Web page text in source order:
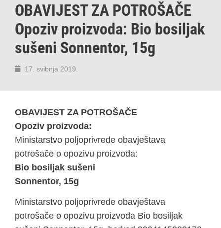
OBAVIJEST ZA POTROŠAČE
Opoziv proizvoda: Bio bosiljak
sušeni Sonnentor, 15g
17. svibnja 2019.
OBAVIJEST ZA POTROŠAČE
Opoziv proizvoda:
Ministarstvo poljoprivrede obavještava
potrošače o opozivu proizvoda:
Bio bosiljak sušeni
Sonnentor, 15g
Ministarstvo poljoprivrede obavještava
potrošače o opozivu proizvoda Bio bosiljak